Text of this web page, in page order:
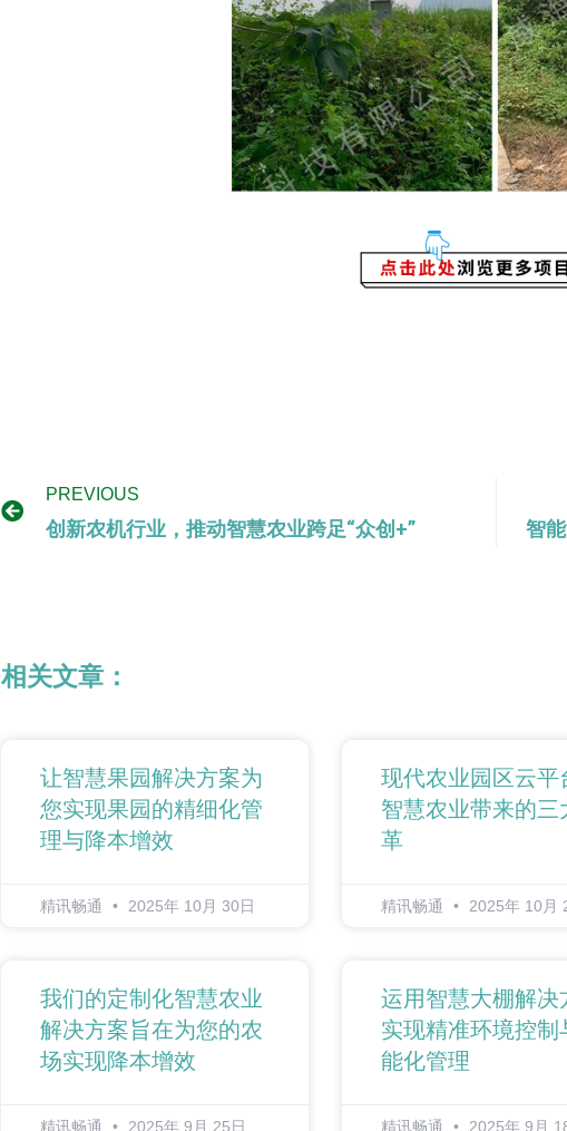
PREVIOUS
创新农机行业，推动智慧农业跨足“众创+” 智
相关文章：
让智慧果园解决方案为
您实现果园的精细化管
理与降本增效
精讯畅通 2025年 10月 30日
现代农业园区云平
智慧农业带来的三
革
精讯畅通 2025年 10月
我们的定制化智慧农业
解决方案旨在为您的农
场实现降本增效
精讯畅通 2025年 9月 25日
运用智慧大棚解决
实现精准环境控制
能化管理
精讯畅通 2025年 9月